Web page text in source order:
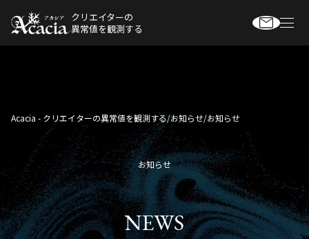
クリエイターの
異常値を観測する
Acacia - クリエイターの異常値を観測する/お知らせ/お知らせ
お知らせ
NEWS